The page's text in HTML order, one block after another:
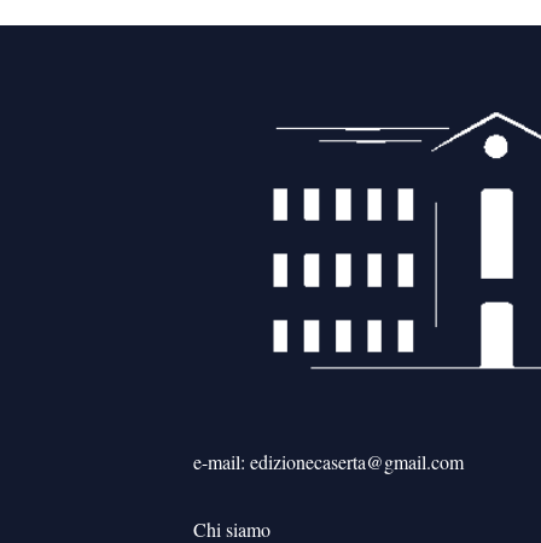
e-mail: edizionecaserta@gmail.com
Chi siamo